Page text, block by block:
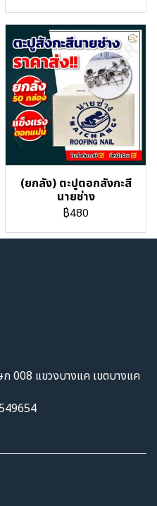
(ยกลัง) ตะปูตอกสังกะสี
นายช่าง
฿480
008 แขวงบางแค เขตบางแค